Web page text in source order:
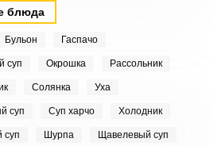
блюда
Бульон Гаспачо
суп Окрошка Рассольник
Солянка Уха
суп Суп харчо Холодник
суп Шурпа Щавелевый суп